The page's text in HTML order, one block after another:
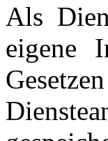
Als
eigene